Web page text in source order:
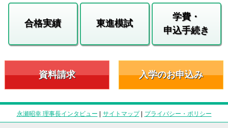
合格実績 東進模試
学費・
申込手続き
資料請求 入学のお申込み
永瀬昭幸 理事長インタビュー | サイトマップ| プライバシー・ポリシー